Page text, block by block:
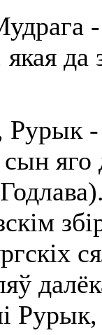
Рурык
яго
Рурык,